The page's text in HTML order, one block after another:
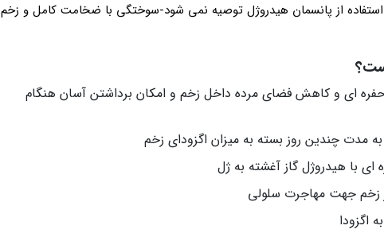
استفاده از پانسمان هیدروژل توصیه نمی شود-سوختگی با ضخامت کامل و زخم
ای و کاهش فضای مرده داخل زخم و امکان برداشتن آسان هنگام
به مدت چندین روز بسته به میزان اگزودای زخم
با هیدروژل گاز آغشته به ژل
زخم جهت مهاجرت سلولی
اگزودا